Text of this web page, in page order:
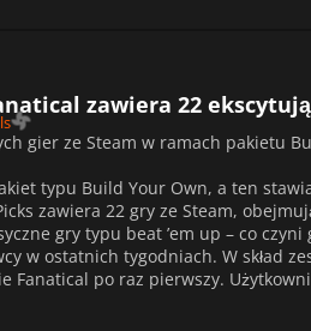
zawiera 22
gier ze Steam w ramach pakietu
typu Build Your Own, a ten
zawiera 22 gry ze Steam,
gry typu beat ’em up – co
w ostatnich tygodniach. W skład
Fanatical po raz pierwszy.